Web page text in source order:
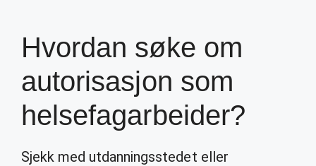
Hvordan søke om
autorisasjon som
helsefagarbeider?
Sjekk med utdanningsstedet eller